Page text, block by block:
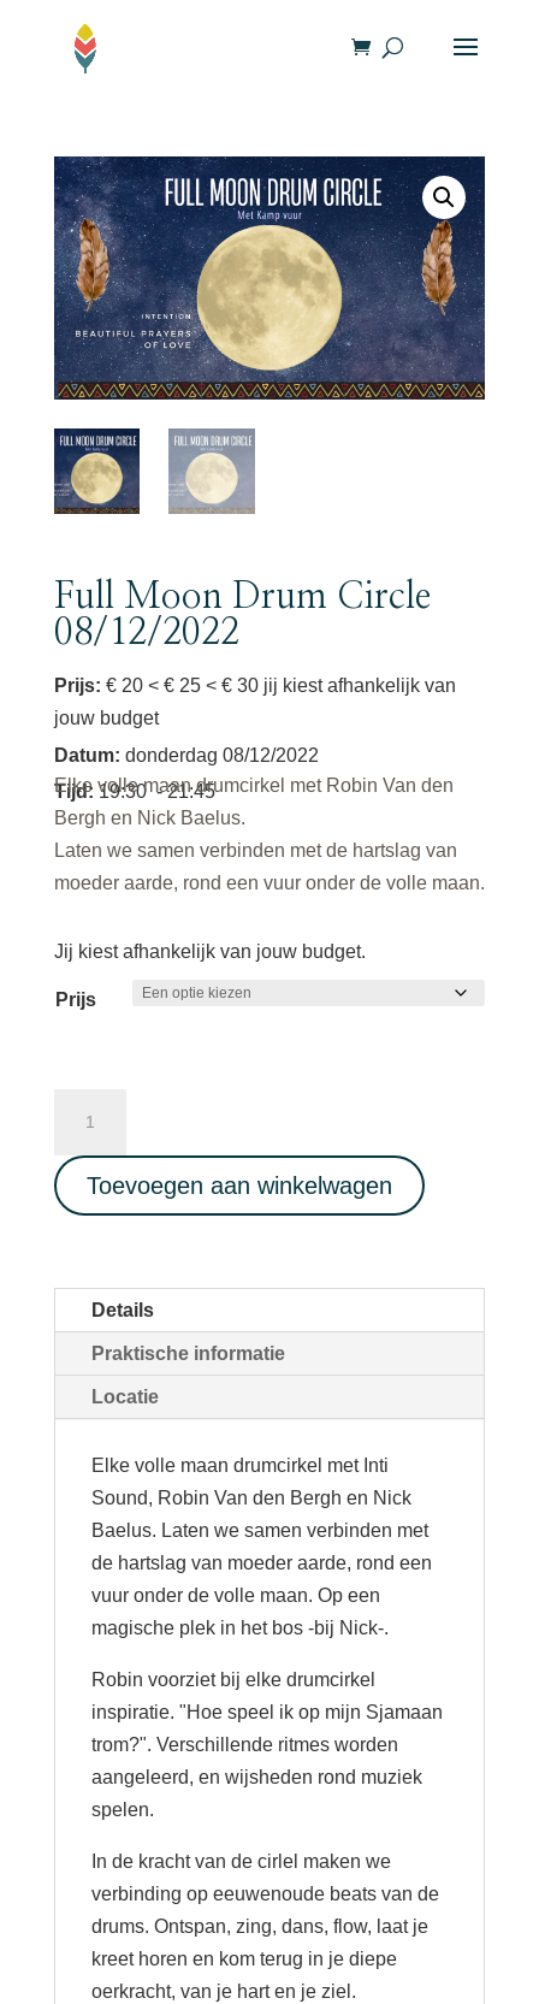
Full Moon Drum Circle
08/12/2022
Prijs: € 20 < € 25 < € 30 jij kiest afhankelijk van
jouw budget
Datum: donderdag 08/12/2022
Tijd: 19:30 - 21:45
Elke volle maan drumcirkel met Robin Van den
Bergh en Nick Baelus.
Laten we samen verbinden met de hartslag van
moeder aarde, rond een vuur onder de volle maan.
Jij kiest afhankelijk van jouw budget.
Prijs
Drum
Circle
Toevoegen aan winkelwagen
Details
Praktische informatie
Locatie
Elke volle maan drumcirkel met Inti
Sound, Robin Van den Bergh en Nick
Baelus. Laten we samen verbinden met
de hartslag van moeder aarde, rond een
vuur onder de volle maan. Op een
magische plek in het bos -bij Nick-.
Robin voorziet bij elke drumcirkel
inspiratie. "Hoe speel ik op mijn Sjamaan
trom?". Verschillende ritmes worden
aangeleerd, en wijsheden rond muziek
spelen.
In de kracht van de cirlel maken we
verbinding op eeuwenoude beats van de
drums. Ontspan, zing, dans, flow, laat je
kreet horen en kom terug in je diepe
oerkracht, van je hart en je ziel.